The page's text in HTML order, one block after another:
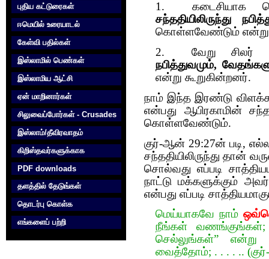
புதிய கட்டுரைகள்
ஈமெயில் உரையாடல்
கேள்வி பதில்கள்
இஸ்லாமில் பெண்கள்
இஸ்லாமிய ஆட்சி
ஏன் மாறினார்கள்
சிலுவைப்போர்கள் - Crusades
இஸ்லாம்/தீவிரவாதம்
கிறிஸ்தவர்களுக்காக‌
PDF downloads
தளத்தில் தேடுங்கள்
தொடர்பு கொள்க‌
எங்களைப் பற்றி
1.
கடைசியாக
சந்ததியிலிருந்து
கொள்ளவேண்டும் என்று
2.
வேறு சிலர்
நபித்துவமும்,
என்று கூறுகின்றனர்.
நாம் இந்த இரண்டு
என்பது ஆபிரகாமின்
கொள்ளவேண்டும்.
குர்-ஆன் 29:27ன் படி,
சந்ததியிலிருந்து தான்
சொல்வது எப்படி
நாட்டு மக்களுக்கும்
என்பது எப்படி
மெய்யாகவே நாம்
நீங்கள் வணங்குங்கள்;
செல்லுங்கள்” என்று
வைத்தோம்; . . . . ..